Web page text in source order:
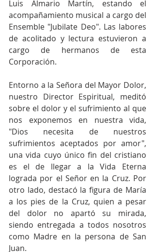
Luis Almario Martín, estando el
acompañamiento musical a cargo del
Ensemble "Jubilate Deo". Las labores
de acolitado y lectura estuvieron a
cargo de hermanos de esta
Corporación.
Entorno a la Señora del Mayor Dolor,
nuestro Director Espiritual, meditó
sobre el dolor y el sufrimiento al que
nos exponemos en nuestra vida,
"Dios necesita de nuestros
sufrimientos aceptados por amor",
una vida cuyo único fin del cristiano
es el de llegar a la Vida Eterna
lograda por el Señor en la Cruz. Por
otro lado, destacó la figura de María
a los pies de la Cruz, quien a pesar
del dolor no apartó su mirada,
siendo entregada a todos nosotros
como Madre en la persona de San
Juan.